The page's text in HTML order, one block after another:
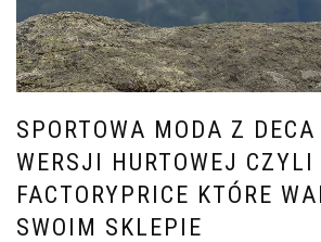
SPORTOWA MODA Z
WERSJI HURTOWEJ
FACTORYPRICE KTÓRE
SWOIM SKLEPIE